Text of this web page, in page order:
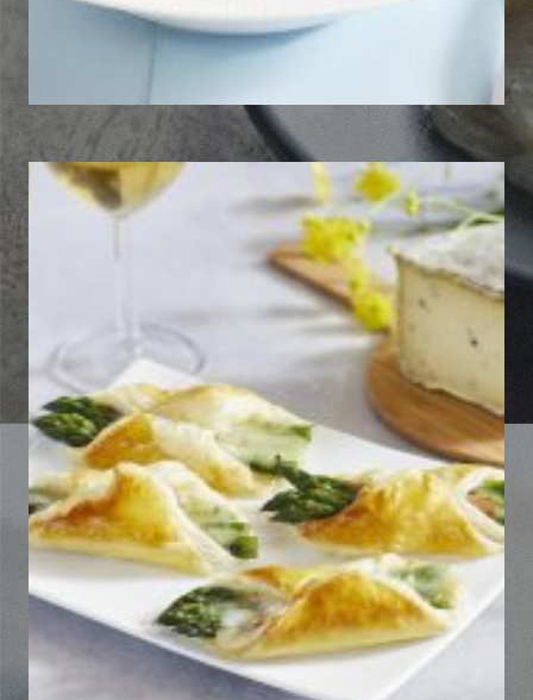
Feuilleté Asperge, jambon cru,
Tomme à la truffe
Découvrir la recette